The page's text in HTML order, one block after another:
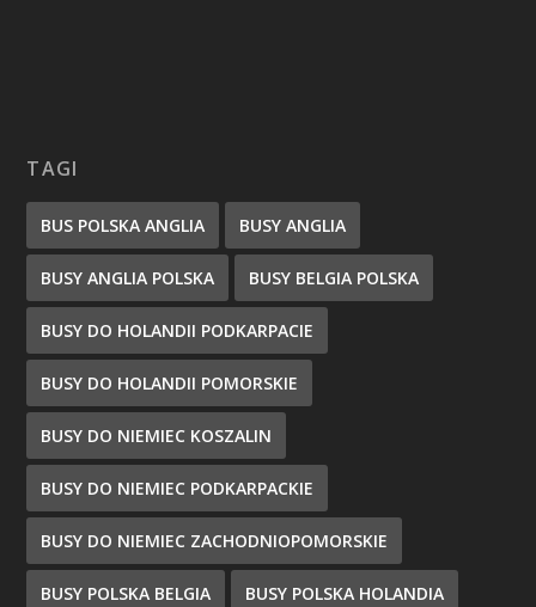
TAGI
BUS POLSKA ANGLIA BUSY ANGLIA
BUSY ANGLIA POLSKA BUSY BELGIA POLSKA
BUSY DO HOLANDII PODKARPACIE
BUSY DO HOLANDII POMORSKIE
BUSY DO NIEMIEC KOSZALIN
BUSY DO NIEMIEC PODKARPACKIE
BUSY DO NIEMIEC ZACHODNIOPOMORSKIE
BUSY POLSKA BELGIA BUSY POLSKA HOLANDIA